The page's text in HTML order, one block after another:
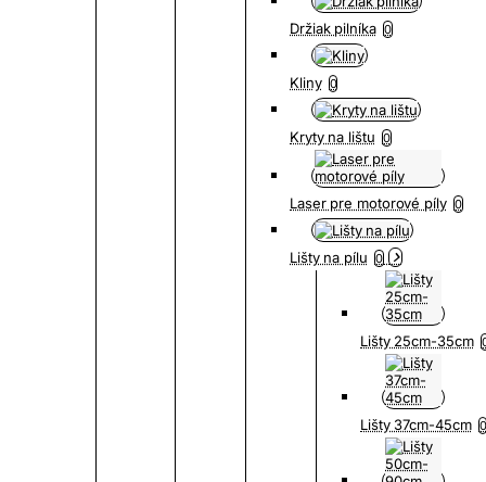
Držiak pilníka 0
Kliny 0
Kryty na lištu 0
Laser pre motorové píly 0
Lišty na pílu 0
Lišty 25cm-35cm
Lišty 37cm-45cm 0